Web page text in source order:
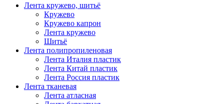
Лента кружево, шитьё
Кружево
Кружево капрон
Лента кружево
Шитьё
Лента полипропиленовая
Лента Италия пластик
Лента Китай пластик
Лента Россия пластик
Лента тканевая
Лента атласная